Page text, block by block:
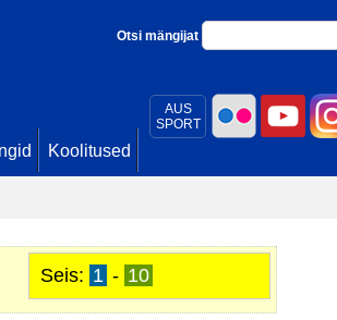
AUS
SPORT
Otsi mängijat
Koolitused
Seis: 1 - 10